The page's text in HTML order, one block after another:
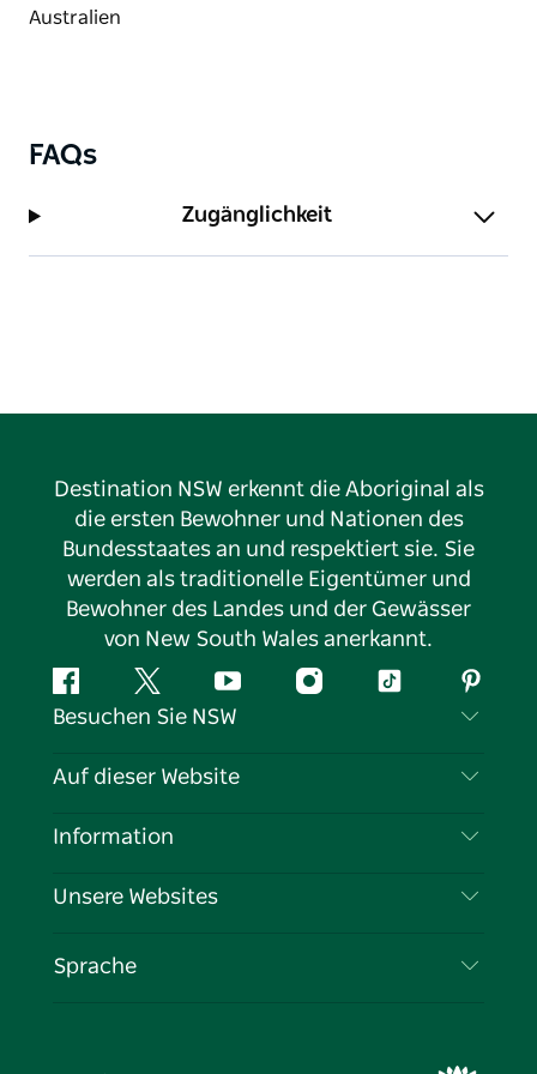
Aufenthalts gibt es viele Möglichkeiten zum Angeln.
Regional Park können Sie sogar Ihren Hund
FAQs
Zugänglichkeit
Destination NSW erkennt die Aboriginal als
die ersten Bewohner und Nationen des
Bundesstaates an und respektiert sie. Sie
werden als traditionelle Eigentümer und
Bewohner des Landes und der Gewässer
von New South Wales anerkannt.
FacebookTwitter YouTubeInstagramTikTok
Besuchen Sie NSW
Kontaktieren Sie uns
Cookie-Hinweis
Auf dieser Website
Reiseziele
Veranstaltungen
Information
Reiseinformationen
Unternehmen in NSW
Unsere Websites
Sprache